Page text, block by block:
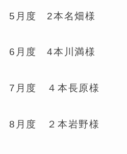
5月度 2本名畑様
6月度 4本川満様
7月度 ４本長原様
8月度 ２本岩野様